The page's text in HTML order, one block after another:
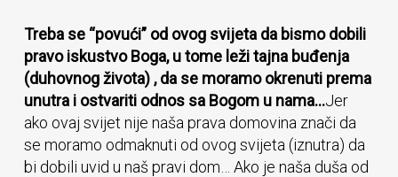
Treba se “povući” od ovog svijeta da bismo dobili
pravo iskustvo Boga, u tome leži tajna buđenja
(duhovnog života) , da se moramo okrenuti prema
unutra i ostvariti odnos sa Bogom u nama…Jer
ako ovaj svijet nije naša prava domovina znači da
se moramo odmaknuti od ovog svijeta (iznutra) da
bi dobili uvid u naš pravi dom… Ako je naša duša od